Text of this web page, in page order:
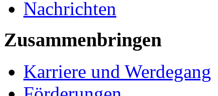
Nachrichten
Zusammenbringen
Karriere und Werdegang